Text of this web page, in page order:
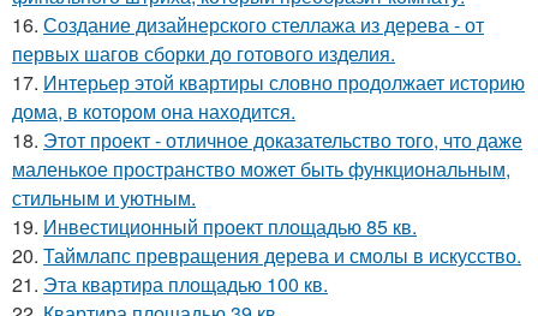
16. Создание дизайнерского стеллажа из дерева - от
первых шагов сборки до готового изделия.
17. Интерьер этой квартиры словно продолжает историю
дома, в котором она находится.
18. Этот проект - отличное доказательство того, что даже
маленькое пространство может быть функциональным,
стильным и уютным.
19. Инвестиционный проект площадью 85 кв.
20. Таймлапс превращения дерева и смолы в искусство.
21. Эта квартира площадью 100 кв.